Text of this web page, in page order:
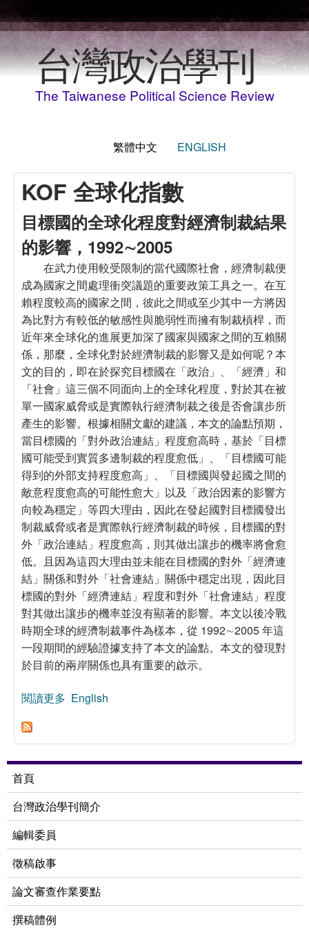
台灣政治學刊
The Taiwanese Political Science Review
繁體中文 ENGLISH
KOF 全球化指數
目標國的全球化程度對經濟制裁結果
的影響，1992∼2005
在武力使用較受限制的當代國際社會，經濟制裁便
成為國家之間處理衝突議題的重要政策工具之一。在互
賴程度較高的國家之間，彼此之間或至少其中一方將因
為比對方有較低的敏感性與脆弱性而擁有制裁槓桿，而
近年來全球化的進展更加深了國家與國家之間的互賴關
係，那麼，全球化對於經濟制裁的影響又是如何呢？本
文的目的，即在於探究目標國在「政治」、「經濟」和
「社會」這三個不同面向上的全球化程度，對於其在被
單一國家威脅或是實際執行經濟制裁之後是否會讓步所
產生的影響。根據相關文獻的建議，本文的論點預期，
當目標國的「對外政治連結」程度愈高時，基於「目標
國可能受到實質多邊制裁的程度愈低」、「目標國可能
得到的外部支持程度愈高」、「目標國與發起國之間的
敵意程度愈高的可能性愈大」以及「政治因素的影響方
向較為穩定」等四大理由，因此在發起國對目標國發出
制裁威脅或者是實際執行經濟制裁的時候，目標國的對
外「政治連結」程度愈高，則其做出讓步的機率將會愈
低。且因為這四大理由並未能在目標國的對外「經濟連
結」關係和對外「社會連結」關係中穩定出現，因此目
標國的對外「經濟連結」程度和對外「社會連結」程度
對其做出讓步的機率並沒有顯著的影響。本文以後冷戰
時期全球的經濟制裁事件為樣本，從 1992∼2005 年這
一段期間的經驗證據支持了本文的論點。本文的發現對
於目前的兩岸關係也具有重要的啟示。
閱讀更多 關於目標國的全球化程度對經濟制裁結果的影響，
English
首頁
台灣政治學刊簡介
編輯委員
徵稿啟事
論文審查作業要點
撰稿體例